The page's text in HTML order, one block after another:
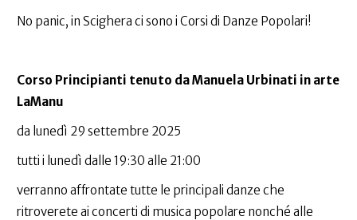
No panic, in Scighera ci sono i Corsi di Danze Popolari!
Corso Principianti tenuto da Manuela Urbinati in arte
LaManu
da lunedì 29 settembre 2025
tutti i lunedì dalle 19:30 alle 21:00
verranno affrontate tutte le principali danze che
ritroverete ai concerti di musica popolare nonché alle